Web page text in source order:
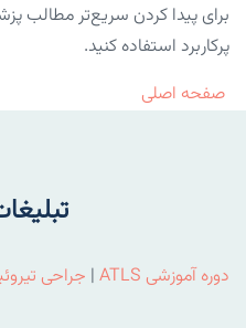
برای پیدا کردن سریع‌تر مطالب
پرکاربرد استفاده کنید.
صفحه اصلی
دوره آموزشی ATLS | جراحی